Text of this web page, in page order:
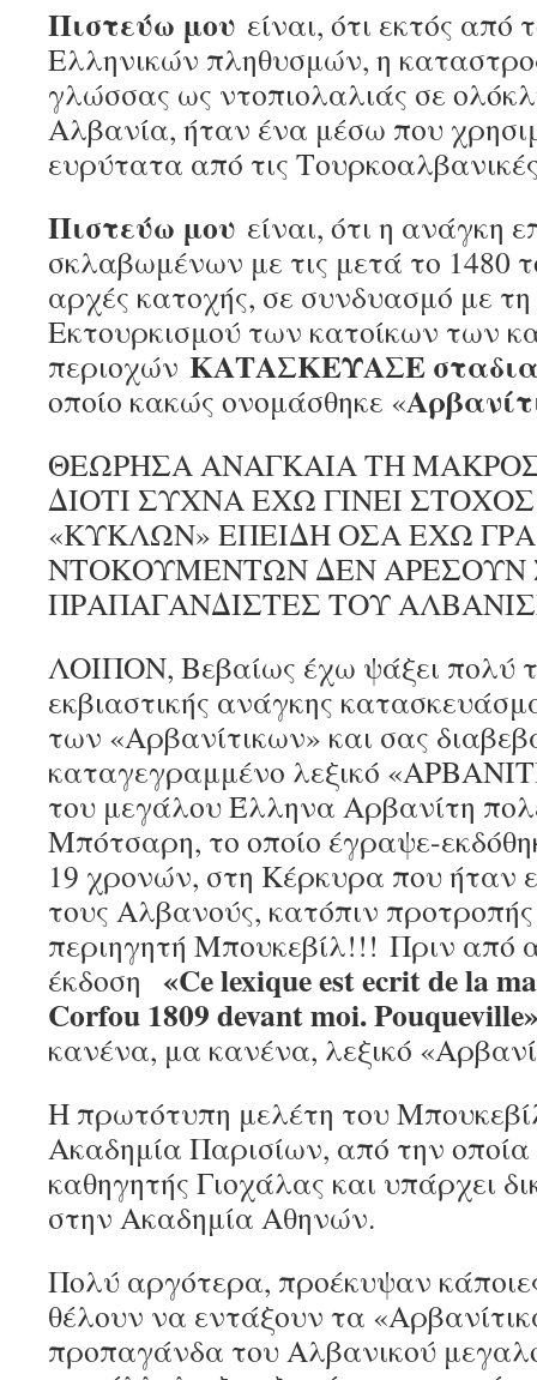
Πιστεύω μου είναι, ότι εκτός από
Ελληνικών πληθυσμών, η
γλώσσας ως ντοπιολαλιάς σε
Αλβανία, ήταν ένα μέσω που
ευρύτατα από τις
Πιστεύω μου είναι, ότι η ανάγκη
σκλαβωμένων με τις μετά το 1480
αρχές κατοχής, σε συνδυασμό με
Εκτουρκισμού των κατοίκων των
περιοχών ΚΑΤΑΣΚΕΥΑΣΕ
οποίο κακώς ονομάσθηκε «
ΘΕΩΡΗΣΑ ΑΝΑΓΚΑΙΑ ΤΗ
ΔΙΟΤΙ ΣΥΧΝΑ ΕΧΩ ΓΙΝΕΙ
«ΚΥΚΛΩΝ» ΕΠΕΙΔΗ ΟΣΑ ΕΧΩ
ΝΤΟΚΟΥΜΕΝΤΩΝ ΔΕΝ ΑΡΕΣΟΥΝ
ΠΡΑΠΑΓΑΝΔΙΣΤΕΣ ΤΟΥ
ΛΟΙΠΟΝ, Βεβαίως έχω ψάξει πολύ
εκβιαστικής ανάγκης
των «Αρβανίτικων» και σας
καταγεγραμμένο λεξικό
του μεγάλου Έλληνα Αρβανίτη
Μπότσαρη, το οποίο έγραψε-
19 χρονών, στη Κέρκυρα που ήταν
τους Αλβανούς, κατόπιν
περιηγητή Μπουκεβίλ!!! Πριν από
έκδοση «Ce lexique est ecrit de la
Corfou 1809 devant moi.
κανένα, μα κανένα, λεξικό
Η πρωτότυπη μελέτη του
Ακαδημία Παρισίων, από την
καθηγητής Γιοχάλας και υπάρχει
στην Ακαδημία Αθηνών.
Πολύ αργότερα, προέκυψαν κάποιες
θέλουν να εντάξουν τα
προπαγάνδα του Αλβανικού